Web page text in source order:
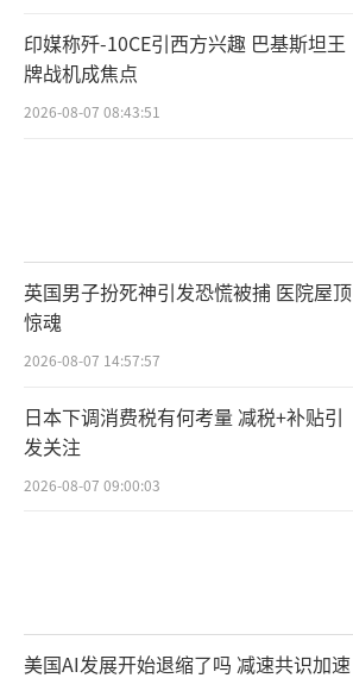
印媒称歼-10CE引西方兴趣 巴基斯坦王
牌战机成焦点
2026-08-07 08:43:51
英国男子扮死神引发恐慌被捕 医院屋顶
惊魂
2026-08-07 14:57:57
日本下调消费税有何考量 减税+补贴引
发关注
2026-08-07 09:00:03
美国AI发展开始退缩了吗 减速共识加速